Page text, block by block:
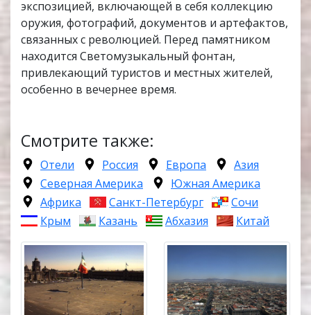
экспозицией, включающей в себя коллекцию
оружия, фотографий, документов и артефактов,
связанных с революцией. Перед памятником
находится Светомузыкальный фонтан,
привлекающий туристов и местных жителей,
особенно в вечернее время.
Смотрите также:
Отели Россия Европа
Азия
Северная Америка
Южная Америка
Африка
Санкт-Петербург
Сочи
Крым
Казань Абхазия Китай